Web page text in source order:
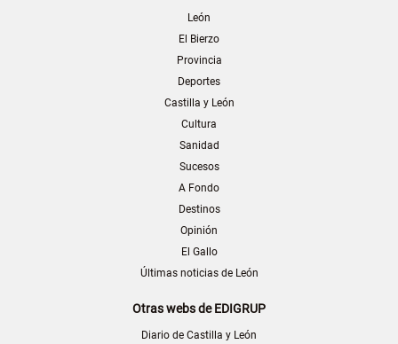
León
El Bierzo
Provincia
Deportes
Castilla y León
Cultura
Sanidad
Sucesos
A Fondo
Destinos
Opinión
El Gallo
Últimas noticias de León
Otras webs de EDIGRUP
Diario de Castilla y León